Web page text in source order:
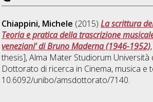
Chiappini, Michele (2015)La scrittura
Teoria e pratica della trascrizione
veneziani’ di Bruno Maderna (1946-1952)
thesis], Alma Mater Studiorum Università
Dottorato di ricerca in Cinema, musica e
10.6092/unibo/amsdottorato/7140.